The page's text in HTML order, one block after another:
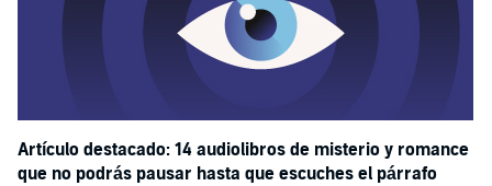
Artículo destacado: 14 audiolibros de misterio y romance
que no podrás pausar hasta que escuches el párrafo